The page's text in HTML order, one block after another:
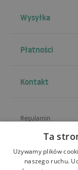
Wysyłka
Płatności
Kontakt
Regulamin
Wysyłka
Ta
Używamy plików
naszego ruchu.